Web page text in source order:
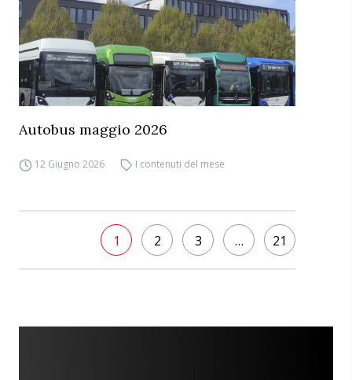
Autobus maggio 2026
12 Giugno 2026 I contenuti del mese
1 2 3 … 21